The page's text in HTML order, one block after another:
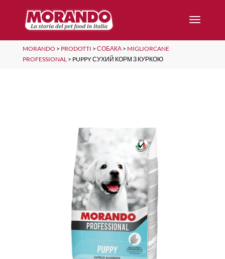
MORANDO > PRODOTTI > СОБАКА> MIGLIORCANE
PROFESSIONAL> PUPPY СУХИЙ КОРМ З КУРКОЮ